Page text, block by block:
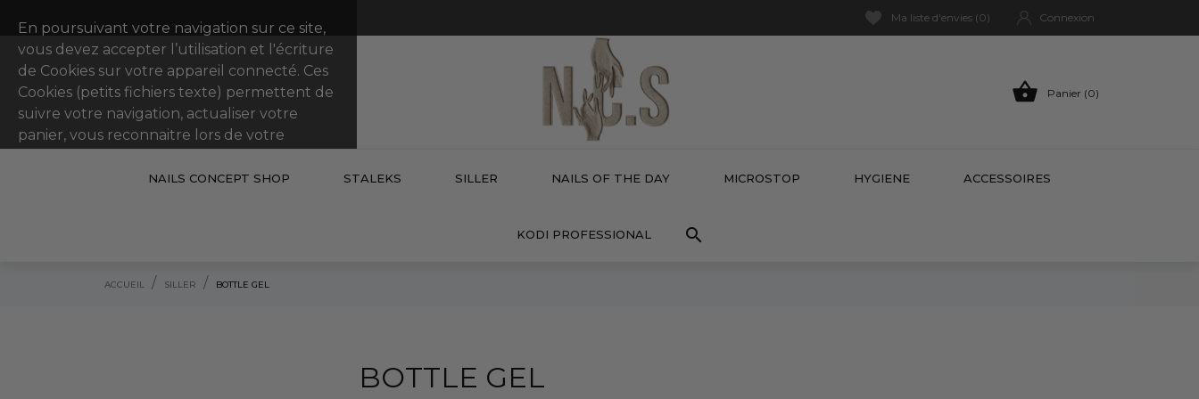
En poursuivant votre navigation sur ce site,
vous devez accepter l’utilisation et l'écriture
de Cookies sur votre appareil connecté. Ces
Cookies (petits fichiers texte) permettent de
suivre votre navigation, actualiser votre
panier, vous reconnaitre lors de votre
Ma liste d'envies (0) Connexion
 Panier (0)
NAILS CONCEPT SHOP STALEKS SILLER NAILS OF THE DAY MICROSTOP HYGIENE ACCESSOIRES
KODI PROFESSIONAL 
ACCUEIL SILLER BOTTLE GEL
BOTTLE GEL